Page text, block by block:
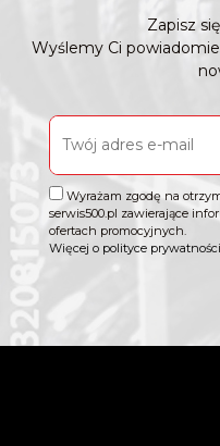
Zapisz
Wyślemy Ci
Wyrażam zgodę na
serwis500.pl zawierające
ofertach promocyjnych.
Więcej o polityce